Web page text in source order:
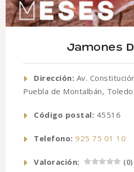
Jamones
Dirección: Av.
Puebla de Montalbán, Toledo
Código postal: 45516
Telefono: 925 75 01 10
Valoración: (0)